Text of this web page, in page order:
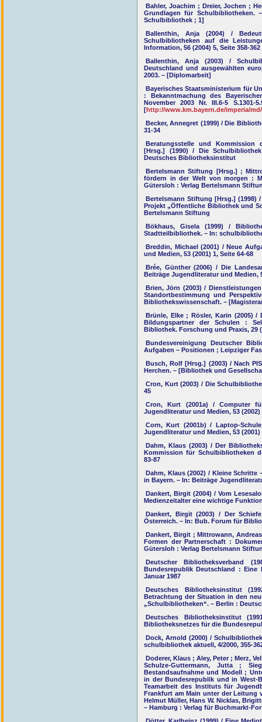
Bahler, Joachim ; Dreier, Jochen ;
Grundlagen für Schulbibliotheken.
Schulbibliothek ; 1]
Ballenthin, Anja (2004) /
Schulbibliotheken auf die
Information, 56 (2004) 5, Seite 358-362
Ballenthin, Anja (2003) /
Deutschland und ausgewählten
2003. – [Diplomarbeit]
Bayerisches Staatsministerium für
: Bekanntmachung des
November 2003 Nr. III.6-5
[http://www.km.bayern.de/imperia/
Becker, Annegret (1999) / Die
31-34
Beratungsstelle und Kommission
[Hrsg.] (1990) / Die
Deutsches Bibliotheksinstitut
Bertelsmann Stiftung [Hrsg.] ;
fördern in der Welt von morgen :
Gütersloh : Verlag Bertelsmann
Bertelsmann Stiftung [Hrsg.] (1998)
Projekt „Öffentliche Bibliothek und
Bertelsmann Stiftung
Bökhaus, Gisela (1999) /
Stadtteilbibliothek. – In:
Breddin, Michael (2001) / Neue
und Medien, 53 (2001) 1, Seite 64-68
Brée, Günther (2006) / Die
Beiträge Jugendliteratur und Medien,
Brien, Jörn (2003) /
Standortbestimmung und
Bibliothekswissenschaft. –
Brünle, Elke ; Rösler, Karin (2005)
Bildungspartner der Schulen :
Bibliothek. Forschung und Praxis, 29
Bundesvereinigung Deutscher
Aufgaben – Positionen ; Leipziger
Busch, Rolf [Hrsg.] (2003) / Nach
Herchen. – [Bibliothek und
Cron, Kurt (2003) / Die
45
Cron, Kurt (2001a) / Computer
Jugendliteratur und Medien, 53 (2002)
Corn, Kurt (2001b) / Laptop-
Jugendliteratur und Medien, 53 (2001)
Dahm, Klaus (2003) / Der
Kommission für Schulbibliotheken
83-87
Dahm, Klaus (2002) / Kleine
in Bayern. – In: Beiträge
Dankert, Birgit (2004) / Vom
Medienzeitalter eine wichtige
Dankert, Birgit (2003) / Der
Österreich. – In: Bub. Forum für
Dankert, Birgit ; Mittrowann,
Formen der Partnerschaft :
Gütersloh : Verlag Bertelsmann
Deutscher Bibliotheksverband
Bundesrepublik Deutschland : Eine
Januar 1987
Deutsches Bibliotheksinstitut
Betrachtung der Situation in den
„Schulbibliotheken“. – Berlin :
Deutsches Bibliotheksinstitut
Bibliotheksnetzes für die
Dock, Arnold (2000) /
schulbibliothek aktuell, 4/2000, 355-
Doderer, Klaus ; Aley, Peter ; Merz,
Schulze-Guttermann, Jutta ;
Bestandsaufnahme und Modell ;
in der Bundesrepublik und in West-
Teamarbeit des Instituts für
Frankfurt am Main unter der Leitung
Helmut Müller, Hans W. Nicklas,
– Hamburg : Verlag für Buchmarkt-